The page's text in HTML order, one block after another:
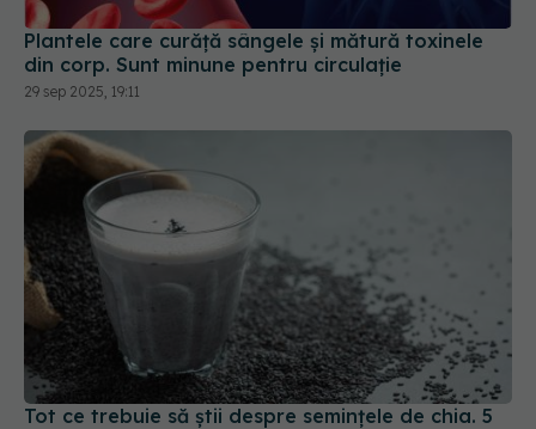
Tot ce trebuie să știi despre semințele de chia. 5
beneficii dacă le consumi zilnic
12 ian 2025, 16:26